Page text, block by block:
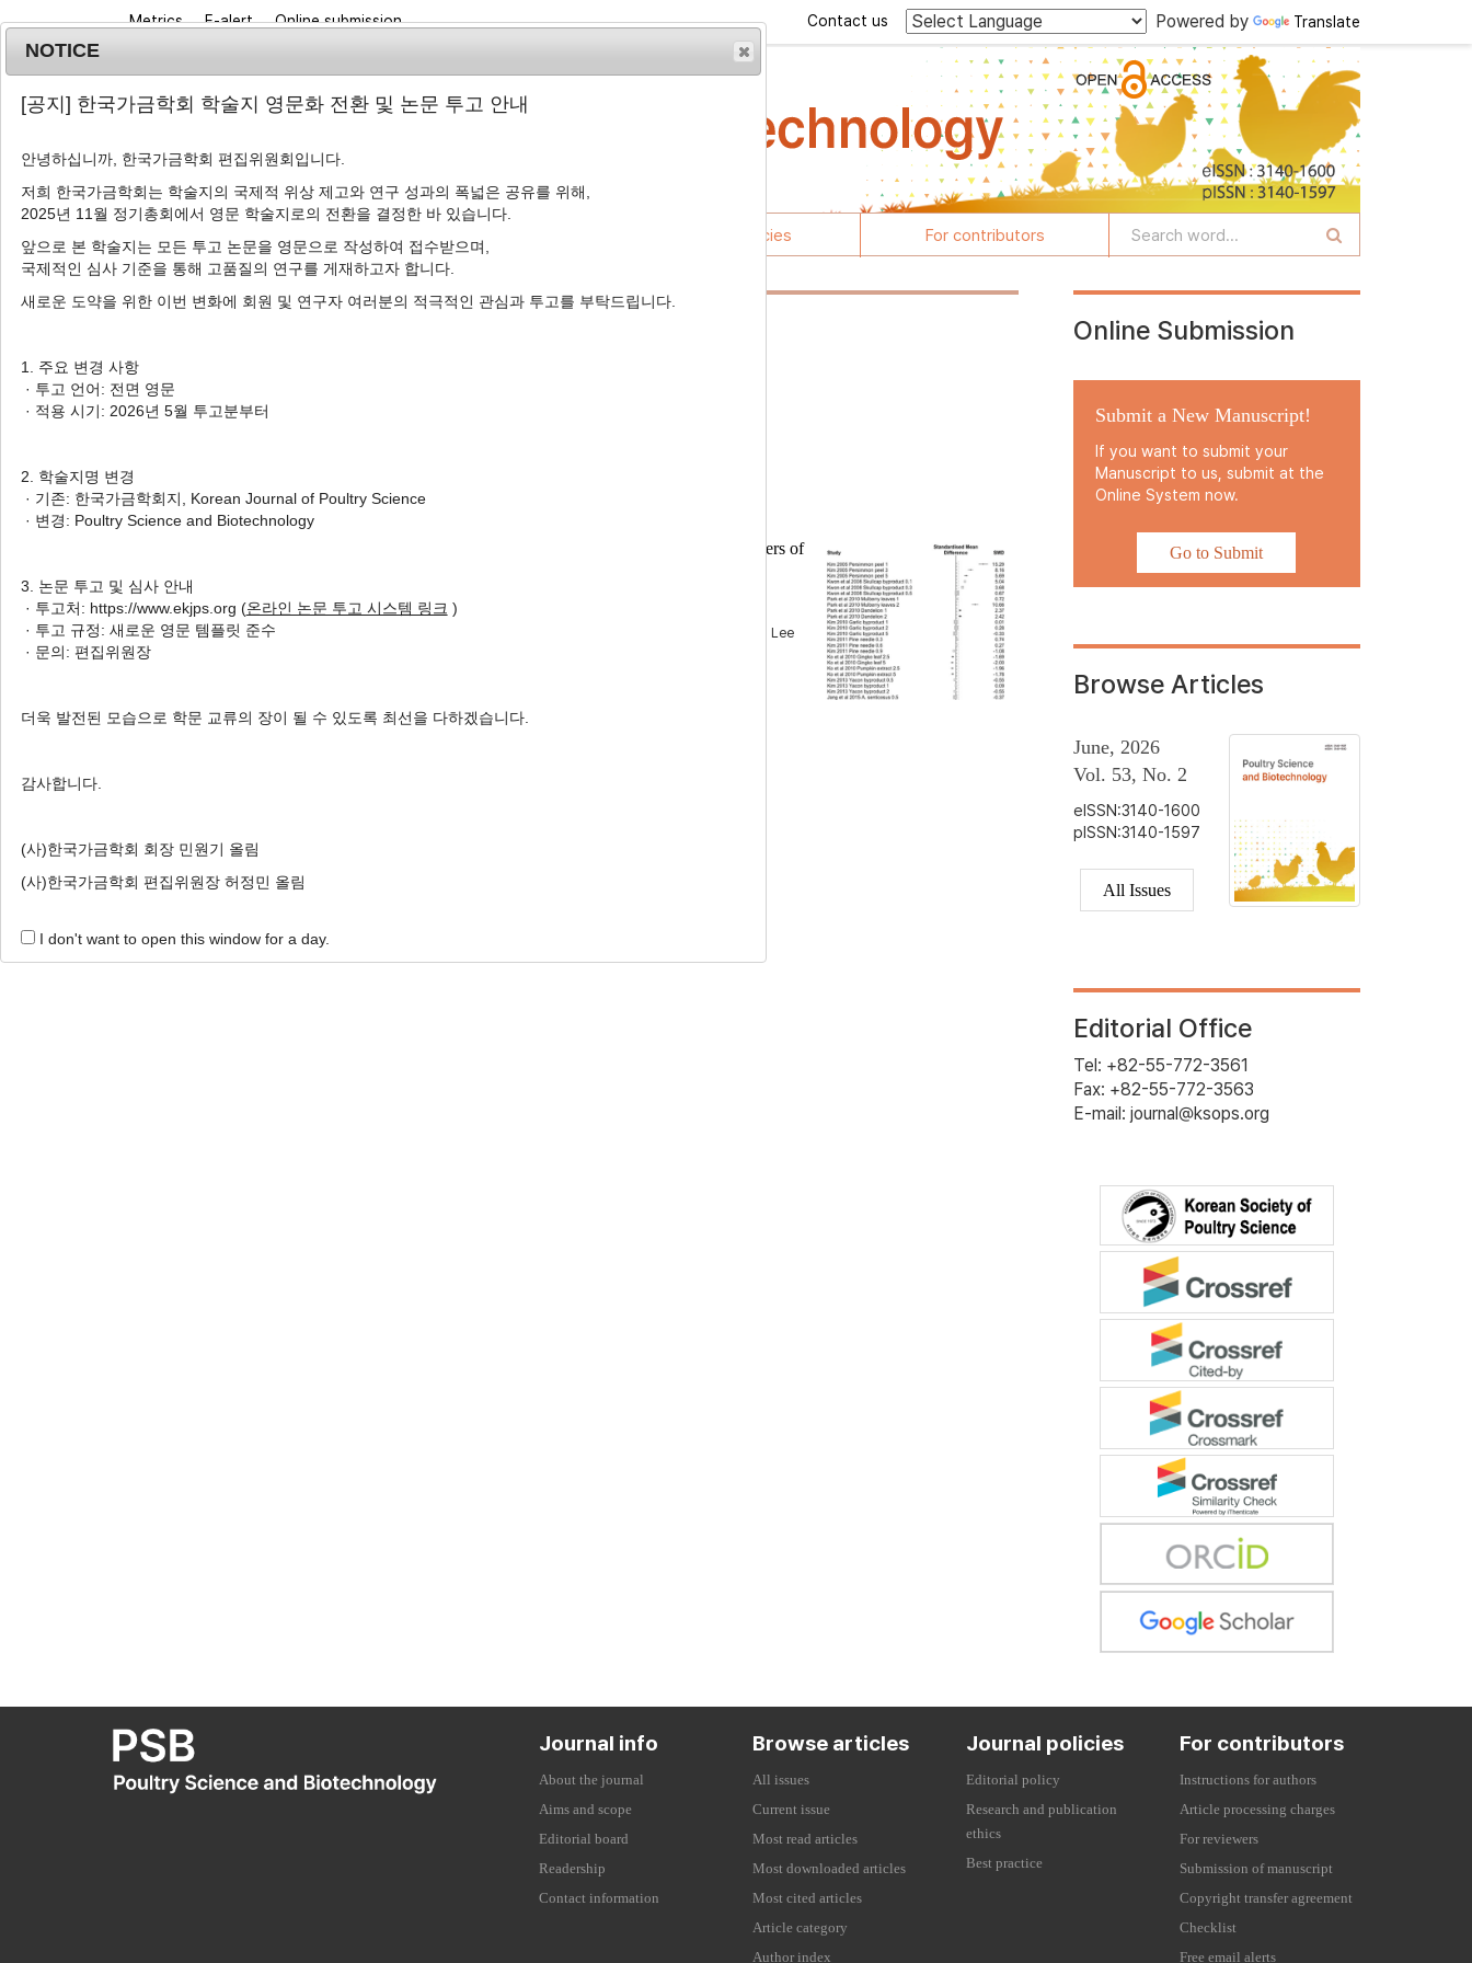
Metrics E-alert Online submission Powered by Translate
Contact us
Journal info Browse articles Journal policies For contributors
Author: Sangbuem Cho
1 Articles are founded.
Effect of Agricultural Byproduct Supplementation on Growth Performance and Blood Parameters of
농산부산물의 사료첨가급여가 육계 성장효율과 혈액성상에 미치는 영향: 메타분석
Jaehun Lee , Do Hyung Kim , Sang Moo Lee
Korean J. Poult. Sci. 2018;45(2):81-88.
Online Submission
Submit a New Manuscript!
If you want to submit your
Manuscript to us, submit at the
Online System now.
Go to Submit
Browse Articles
June, 2026
Vol. 53, No. 2
eISSN:3140-1600
pISSN:3140-1597
All Issues
Editorial Office
Tel: +82-55-772-3561
Fax: +82-55-772-3563
E-mail: journal@ksops.org
Journal info
About the journal
Aims and scope
Editorial board
Readership
Contact information
Browse articles
All issues
Current issue
Most read articles
Most downloaded articles
Most cited articles
Article category
Author index
Journal policies
Editorial policy
Research and publication
ethics
Best practice
For contributors
Instructions for authors
Article processing charges
For reviewers
Submission of manuscript
Copyright transfer agreement
Checklist
Free email alerts
NOTICE
[공지] 한국가금학회 학술지 영문화 전환 및 논문 투고 안내
안녕하십니까, 한국가금학회 편집위원회입니다.
저희 한국가금학회는 학술지의 국제적 위상 제고와 연구 성과의 폭넓은 공유를 위해,
2025년 11월 정기총회에서 영문 학술지로의 전환을 결정한 바 있습니다.
앞으로 본 학술지는 모든 투고 논문을 영문으로 작성하여 접수받으며,
국제적인 심사 기준을 통해 고품질의 연구를 게재하고자 합니다.
새로운 도약을 위한 이번 변화에 회원 및 연구자 여러분의 적극적인 관심과 투고를 부탁드립니다.
1. 주요 변경 사항
· 투고 언어: 전면 영문
· 적용 시기: 2026년 5월 투고분부터
2. 학술지명 변경
· 기존: 한국가금학회지, Korean Journal of Poultry Science
· 변경: Poultry Science and Biotechnology
3. 논문 투고 및 심사 안내
· 투고처: https://www.ekjps.org (온라인 논문 투고 시스템 링크 )
· 투고 규정: 새로운 영문 템플릿 준수
· 문의: 편집위원장
더욱 발전된 모습으로 학문 교류의 장이 될 수 있도록 최선을 다하겠습니다.
감사합니다.
(사)한국가금학회 회장 민원기 올림
(사)한국가금학회 편집위원장 허정민 올림
I don't want to open this window for a day.